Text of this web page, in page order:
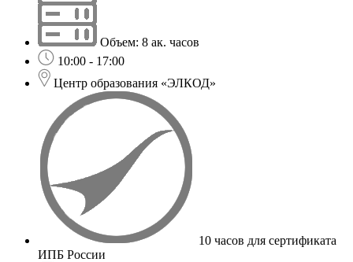
Объем: 8 ак. часов
10:00 - 17:00
Центр образования «ЭЛКОД»
10 часов для сертификата
ИПБ России